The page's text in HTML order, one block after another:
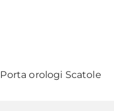
Porta orologi Scatole